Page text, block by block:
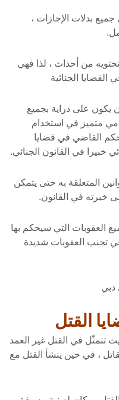
بدلات الإجازات ،
تحتويه من أحداث ، لذا فهي
الجنائية
يكون على دراية بجميع
متميز في استخدام
حكم القاضي في قضايا
خبيرا في القانون الجنائي.
المتعلقة به حتى يتمكن
خبرته في القانون.
العقوبات التي سيحكم بها
تجنب العقوبات شديدة
دبي
القتل
تتمثّل في القتل غير العمد
، في حين ينشأ القتل مع